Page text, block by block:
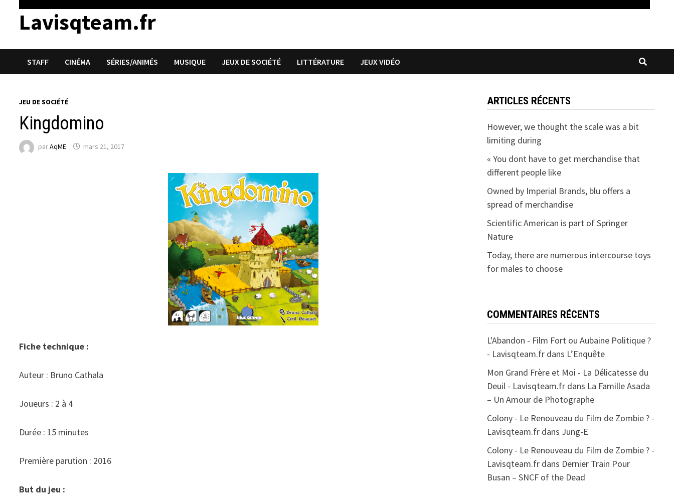
Lavisqteam.fr
STAFF CINÉMA SÉRIES/ANIMÉS MUSIQUE JEUX DE SOCIÉTÉ LITTÉRATURE JEUX VIDÉO
JEU DE SOCIÉTÉ
Kingdomino
parAqME mars 21, 2017
Fiche technique :
Auteur : Bruno Cathala
Joueurs : 2 à 4
Durée : 15 minutes
Première parution : 2016
But du jeu :
ARTICLES RÉCENTS
However, we thought the scale was a bit
limiting during
« You dont have to get merchandise that
different people like
Owned by Imperial Brands, blu offers a
spread of merchandise
Scientific American is part of Springer
Nature
Today, there are numerous intercourse toys
for males to choose
COMMENTAIRES RÉCENTS
L'Abandon - Film Fort ou Aubaine Politique ?
- Lavisqteam.frdans L’Enquête
Mon Grand Frère et Moi - La Délicatesse du
Deuil - Lavisqteam.frdans La Famille Asada
– Un Amour de Photographe
Colony - Le Renouveau du Film de Zombie ? -
Lavisqteam.frdans Jung-E
Colony - Le Renouveau du Film de Zombie ? -
Lavisqteam.frdans Dernier Train Pour
Busan – SNCF of the Dead